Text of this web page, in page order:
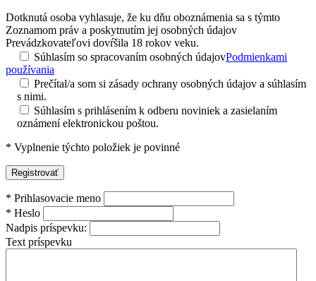
Dotknutá osoba vyhlasuje, že ku dňu oboznámenia sa s týmto
Zoznamom práv a poskytnutím jej osobných údajov
Prevádzkovateľovi dovŕšila 18 rokov veku.
Súhlasím so spracovaním osobných údajovPodmienkami
používania
Prečítal/a som si zásady ochrany osobných údajov a súhlasím
s nimi.
Súhlasím s prihlásením k odberu noviniek a zasielaním
oznámení elektronickou poštou.
* Vyplnenie týchto položiek je povinné
* Prihlasovacie meno
* Heslo
Nadpis príspevku:
Text príspevku